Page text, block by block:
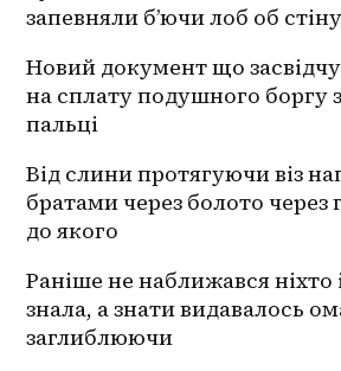
запевняли б’ючи лоб об
Новий документ що
на сплату подушного боргу
пальці
Від слини протягуючи віз
братами через болото через
до якого
Раніше не наближався ніхто
знала, а знати видавалось
заглиблюючи